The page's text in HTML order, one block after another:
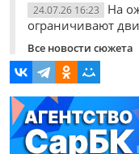
24.07.26 16:23
На
ограничивают
Все новости сюжета